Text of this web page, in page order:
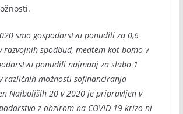
smo gospodarstvu ponudili za 0,6
spodbud, medtem kot bomo v
ponudili najmanj za slabo 1
različnih možnosti sofinanciranja
Najboljših 20 v 2020 je pripravljen v
z obzirom na COVID-19 krizo ni